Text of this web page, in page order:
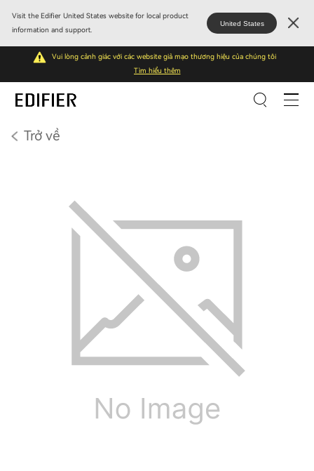
Visit the Edifier United States website for local product
information and support.
United States
Vui lòng cảnh giác với các website giả mạo thương hiệu của chúng tôi
Tìm hiểu thêm
Trở về